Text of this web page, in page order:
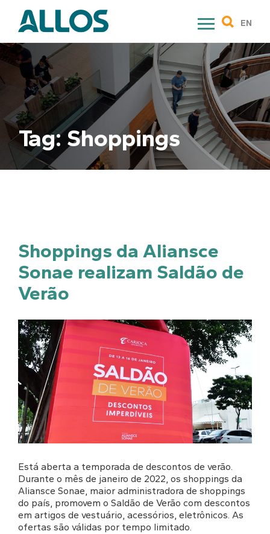
content
EN
Tag:Shoppings
Shoppings da Aliansce
Sonae realizam Saldão de
Verão
Está aberta a temporada de descontos de verão.
Durante o mês de janeiro de 2022, os shoppings da
Aliansce Sonae, maior administradora de shoppings
do país, promovem o Saldão de Verão com descontos
em artigos de vestuário, acessórios, eletrônicos. As
ofertas são válidas por tempo limitado.